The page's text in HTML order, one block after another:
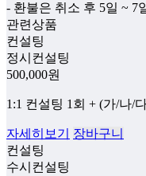
- 환불은 취소 후 5일 ~ 7
관련상품
컨설팅
정시컨설팅
500,000원
1:1 컨설팅 1회 + (가/나/
자세히보기
장바구니
컨설팅
수시컨설팅